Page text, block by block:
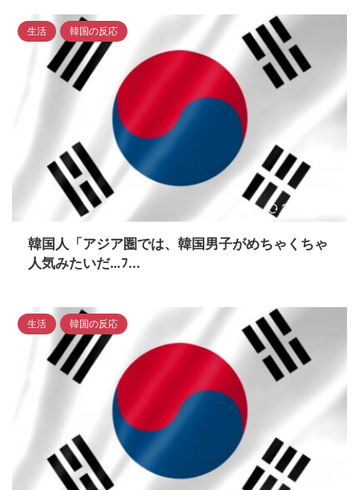
2023/4/17
生活 韓国の反応
韓国人「アジア圏では、韓国男子がめちゃくちゃ
人気みたいだ…ﾌ...
生活 韓国の反応